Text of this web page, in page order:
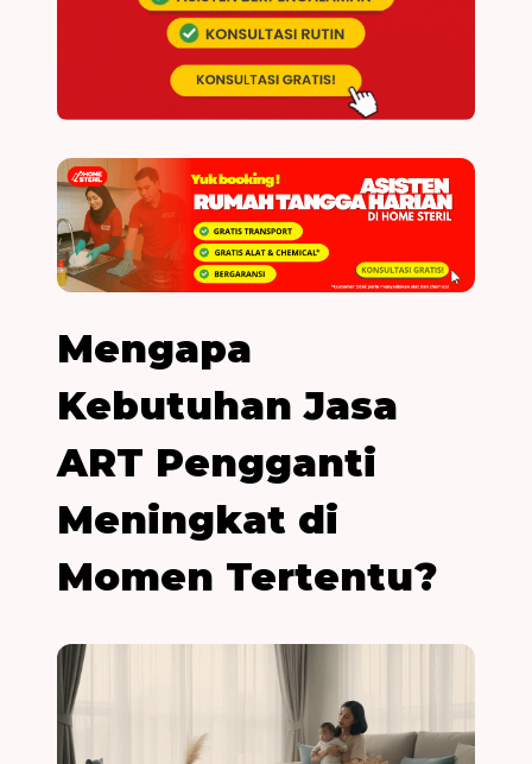
Mengapa
Kebutuhan Jasa
ART Pengganti
Meningkat di
Momen Tertentu?